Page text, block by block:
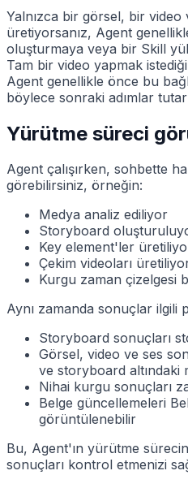
Yalnızca bir görsel, bir
üretiyorsanız, Agent
oluşturmaya veya bir Skill
Tam bir video yapmak
Agent genellikle önce bu
böylece sonraki adımlar
Yürütme süreci
Agent çalışırken, sohbette
görebilirsiniz, örneğin:
Medya analiz ediliyor
Storyboard
Key element'ler
Çekim videoları
Kurgu zaman çizelgesi
Aynı zamanda sonuçlar ilgili
Storyboard sonuçları
Görsel, video ve ses
ve storyboard altındaki
Nihai kurgu sonuçları
Belge güncellemeleri
görüntülenebilir
Bu, Agent'ın yürütme
sonuçları kontrol etmenizi